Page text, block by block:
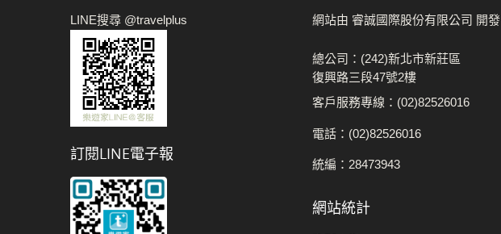
LINE搜尋 @travelplus
訂閱LINE電子報
網站由 睿誠國際股份有限公司 開發
總公司：(242)新北市新莊區
復興路三段47號2樓
客戶服務專線：(02)82526016
電話：(02)82526016
統編：28473943
網站統計